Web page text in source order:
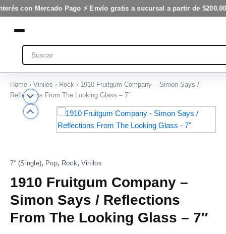
con Mercado Pago ⚡ Envío gratis a sucursal a partir de
Ir
al
contenido
Search
Home › Vinilos › Rock › 1910 Fruitgum Company – Simon Says /
Reflections From The Looking Glass – 7″
7'' (Single), Pop, Rock, Vinilos
1910 Fruitgum Company –
Simon Says / Reflections
From The Looking Glass – 7″